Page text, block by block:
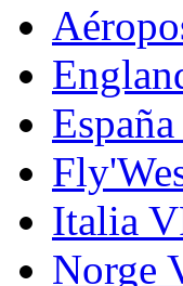
Italia
Norge